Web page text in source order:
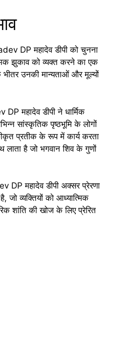
DP महादेव डीपी को चुनना
झुकाव को व्यक्त करने का एक
उनकी मान्यताओं और मूल्यों
महादेव डीपी ने धार्मिक
सांस्कृतिक पृष्ठभूमि के लोगों
प्रतीक के रूप में कार्य करता
लाता है जो भगवान शिव के गुणों
DP महादेव डीपी अक्सर प्रेरणा
जो व्यक्तियों को आध्यात्मिक
शांति की खोज के लिए प्रेरित